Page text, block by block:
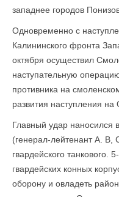
западнее городов
Одновременно с
Калининского фронта
октября осуществил
наступательную
противника на
развития наступления
Главный удар наносился
(генерал-лейтенант А.
гвардейского танкового.
гвардейских конных
оборону и овладеть